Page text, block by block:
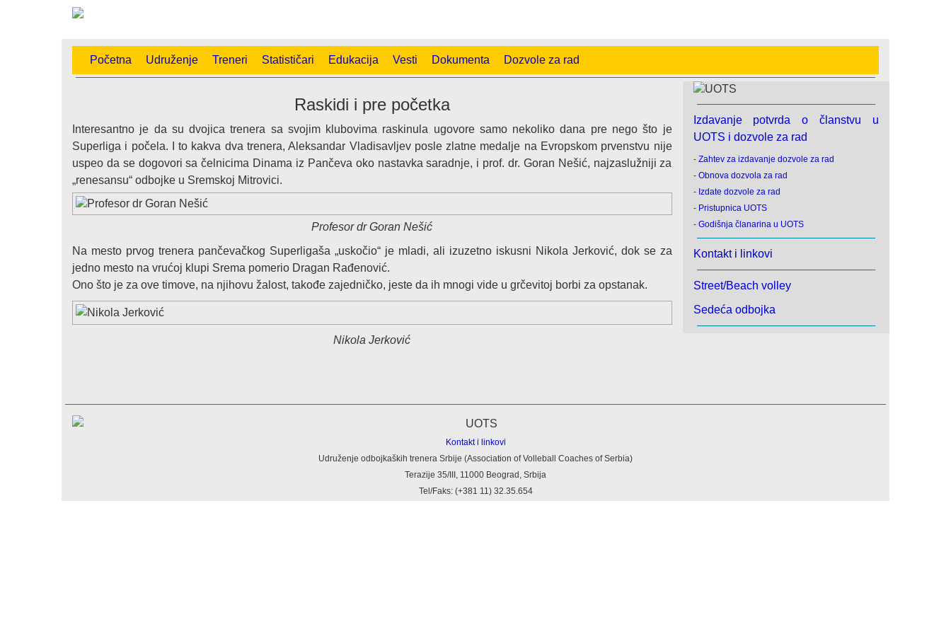
Početna Udruženje Treneri Statističari Edukacija Vesti Dokumenta Dozvole za rad
Raskidi i pre početka
Interesantno je da su dvojica trenera sa svojim klubovima raskinula ugovore samo nekoliko dana pre nego što je
Superliga i počela. I to kakva dva trenera, Aleksandar Vladisavljev posle zlatne medalje na Evropskom prvenstvu nije
uspeo da se dogovori sa čelnicima Dinama iz Pančeva oko nastavka saradnje, i prof. dr. Goran Nešić, najzaslužniji za
„renesansu“ odbojke u Sremskoj Mitrovici.
Profesor dr Goran Nešić
Na mesto prvog trenera pančevačkog Superligaša „uskočio“ je mladi, ali izuzetno iskusni Nikola Jerković, dok se za
jedno mesto na vrućoj klupi Srema pomerio Dragan Rađenović.
Ono što je za ove timove, na njihovu žalost, takođe zajedničko, jeste da ih mnogi vide u grčevitoj borbi za opstanak.
Nikola Jerković
Izdavanje potvrda o članstvu u
UOTS i dozvole za rad
- Zahtev za izdavanje dozvole za rad
- Obnova dozvola za rad
- Izdate dozvole za rad
- Pristupnica UOTS
- Godišnja članarina u UOTS
Kontakt i linkovi
Street/Beach volley
Sedeća odbojka
Kontakt i linkovi
Udruženje odbojkaških trenera Srbije (Association of Volleball Coaches of Serbia)
Terazije 35/III, 11000 Beograd, Srbija
Tel/Faks: (+381 11) 32.35.654